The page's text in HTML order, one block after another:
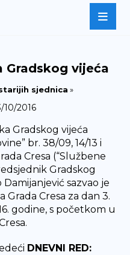
Gradskog vijeća
sjednica »
10/2016
Gradskog vijeća
br. 38/09, 14/13 i
Cresa (“Službene
Gradskog
sazvao je
Grada Cresa za dan 3.
godine, s početkom u
DNEVNI RED: